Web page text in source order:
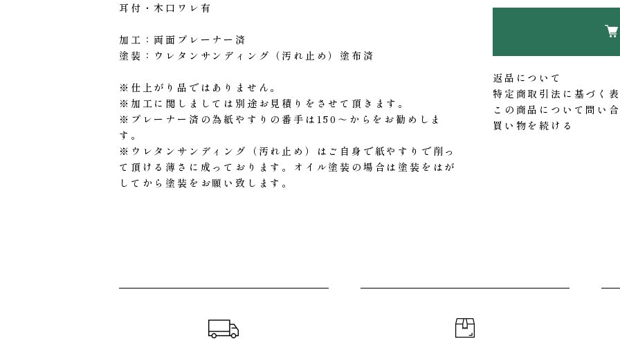
耳付・木口ワレ有
加工：両面プレーナー済
塗装：ウレタンサンディング（汚れ止め）塗布済
※仕上がり品ではありません。
※加工に関しましては別途お見積りをさせて頂きます。
※プレーナー済の為紙やすりの番手は150～からをお勧めしま
す。
※ウレタンサンディング（汚れ止め）はご自身で紙やすりで削っ
て頂ける薄さに成っております。オイル塗装の場合は塗装をはが
してから塗装をお願い致します。
返品について
特定商取引法に基づく
この商品について問い
買い物を続ける